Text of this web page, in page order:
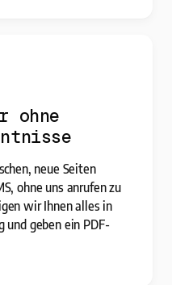
ohne
neue Seiten
ohne uns anrufen zu
wir Ihnen alles in
und geben ein PDF-